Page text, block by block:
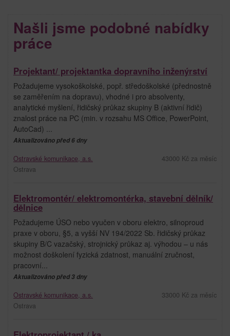
Našli jsme podobné nabídky
práce
Projektant/ projektantka dopravního inženýrství
Požadujeme vysokoškolské, popř. středoškolské (přednostně
se zaměřením na dopravu), vhodné i pro absolventy,
analytické myšlení, řidičský průkaz skupiny B (aktivní řidič)
znalost práce na PC (min. v rozsahu MS Office, PowerPoint,
AutoCad) ...
Aktualizováno před 6 dny
Ostravské komunikace, a.s.
Ostrava
43000 Kč za měsíc
Elektromontér/ elektromontérka, stavební dělník/
dělnice
Požadujeme ÚSO nebo vyučen v oboru elektro, silnoproud
praxe v oboru, §5, a vyšší NV 194/2022 Sb. řidičský průkaz
skupiny B/C vazačský, strojnický průkaz aj. výhodou – u nás
možnost doškolení fyzická zdatnost, manuální zručnost,
pracovní...
Aktualizováno před 3 dny
Ostravské komunikace, a.s.
Ostrava
33000 Kč za měsíc